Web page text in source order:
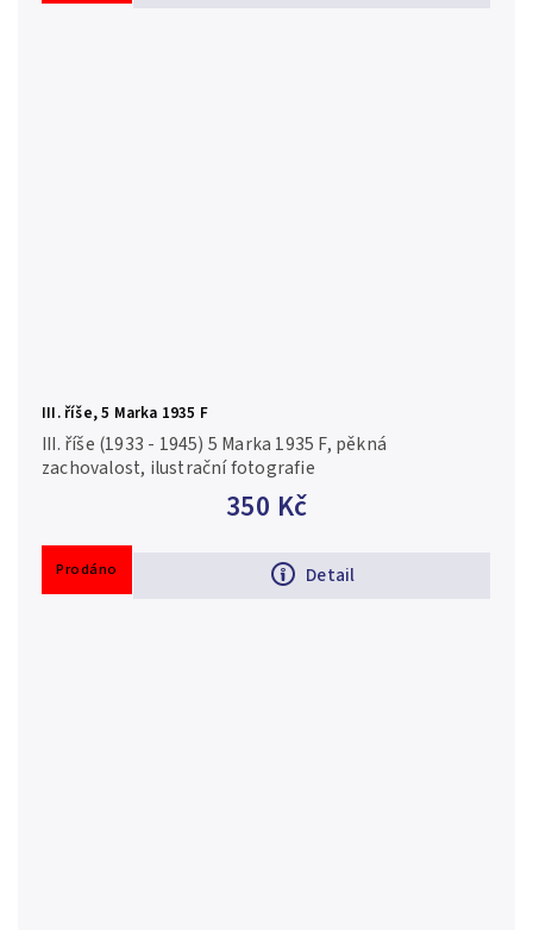
III. říše, 5 Marka 1935 F
350 Kč
Detail
III. říše (1933 - 1945) 5 Marka 1935 F, pěkná
zachovalost, ilustrační fotografie
Prodáno